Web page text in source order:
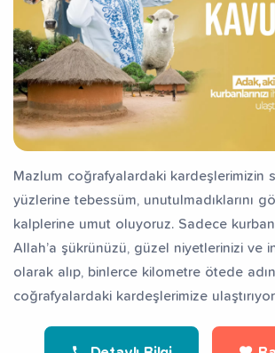
Mazlum coğrafyalardaki kardeşlerimizin
yüzlerine tebessüm, unutulmadıklarını
kalplerine umut oluyoruz. Sadece
Allah’a şükrünüzü, güzel niyetlerinizi ve
olarak alıp, binlerce kilometre ötede
coğrafyalardaki kardeşlerimize